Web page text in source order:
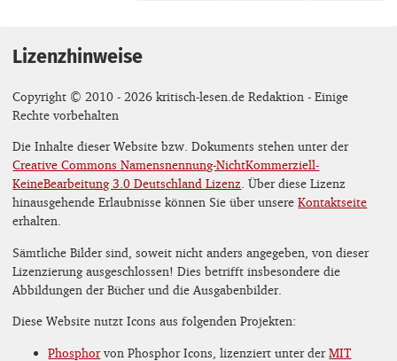
Lizenzhinweise
Copyright © 2010 - 2026 kritisch-lesen.de Redaktion - Einige
Rechte vorbehalten
Die Inhalte dieser Website bzw. Dokuments stehen unter der
Creative Commons Namensnennung-NichtKommerziell-
KeineBearbeitung 3.0 Deutschland Lizenz . Über diese Lizenz
hinausgehende Erlaubnisse können Sie über unsereKontaktseite
erhalten.
Sämtliche Bilder sind, soweit nicht anders angegeben, von dieser
Lizenzierung ausgeschlossen! Dies betrifft insbesondere die
Abbildungen der Bücher und die Ausgabenbilder.
Diese Website nutzt Icons aus folgenden Projekten:
Phosphorvon Phosphor Icons, lizenziert unter derMIT